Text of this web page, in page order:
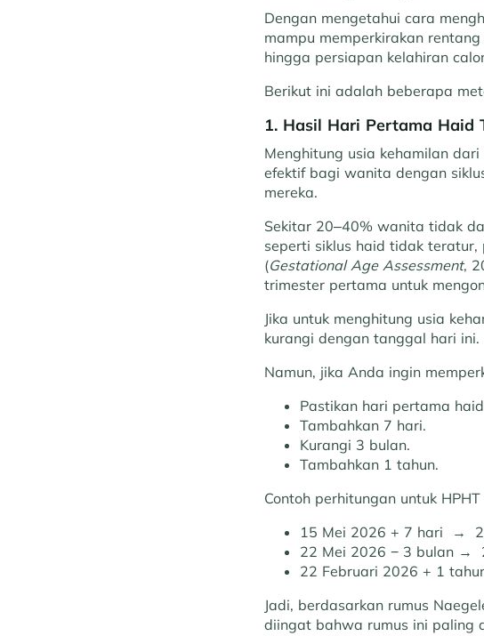
Dengan mengetahui cara
mampu memperkirakan
hingga persiapan kelahiran
Berikut ini adalah beberapa
1. Hasil Hari Pertama Haid
Menghitung usia kehamilan
efektif bagi wanita dengan
mereka.
Sekitar 20–40% wanita tidak
seperti siklus haid tidak
(Gestational Age Assessment,
trimester pertama untuk
Jika untuk menghitung usia
kurangi dengan tanggal hari ini.
Namun, jika Anda ingin
Pastikan hari pertama
Tambahkan 7 hari.
Kurangi 3 bulan.
Tambahkan 1 tahun.
Contoh perhitungan untuk
15 Mei 2026 + 7 hari →
22 Mei 2026 − 3 bulan →
22 Februari 2026 + 1
Jadi, berdasarkan rumus
diingat bahwa rumus ini paling